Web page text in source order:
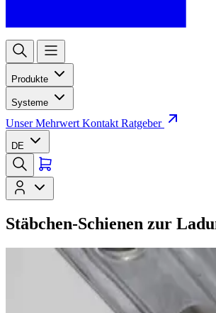
Produkte
Systeme
Unser Mehrwert Kontakt Ratgeber
DE
Stäbchen-Schienen zur